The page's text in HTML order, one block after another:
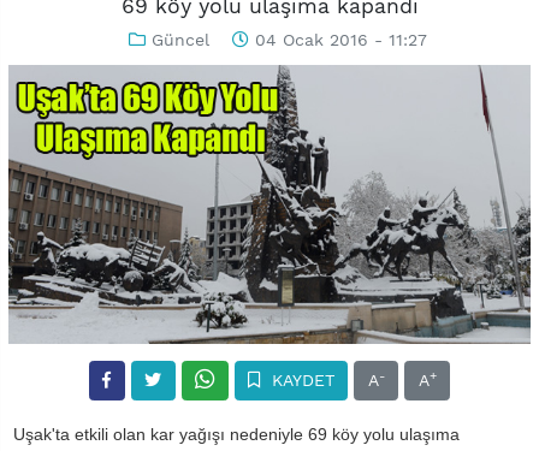
69 köy yolu ulaşıma kapandı
Güncel 04 Ocak 2016 - 11:27
KAYDET A- A+
Uşak'ta etkili olan kar yağışı nedeniyle 69 köy yolu ulaşıma